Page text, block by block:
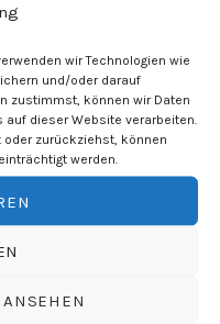
wir Technologien wie
und/oder darauf
zustimmst, können wir Daten
dieser Website verarbeiten.
zurückziehst, können
werden.